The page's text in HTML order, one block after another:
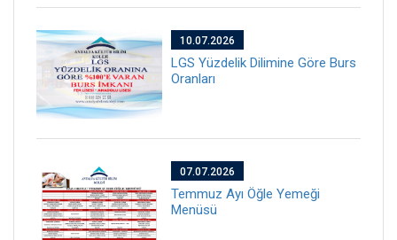
10.07.2026
LGS Yüzdelik Dilimine Göre Burs
Oranları
07.07.2026
Temmuz Ayı Öğle Yemeği
Menüsü